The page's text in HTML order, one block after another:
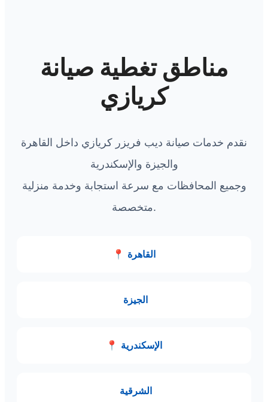
مناطق تغطية صيانة
كريازي
نقدم خدمات صيانة ديب فريزر كريازي داخل القاهرة
والجيزة والإسكندرية
وجميع المحافظات مع سرعة استجابة وخدمة منزلية
متخصصة.
📍 القاهرة
الجيزة
📍 الإسكندرية
الشرقية